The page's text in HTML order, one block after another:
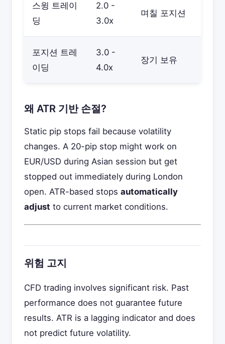
스윙 트레이
딩
2.0 -
3.0x
며칠 포지션
포지션 트레
이딩
3.0 -
4.0x
장기 보유
왜 ATR 기반 손절?
Static pip stops fail because volatility
changes. A 20-pip stop might work on
EUR/USD during Asian session but get
stopped out immediately during London
open. ATR-based stops automatically
adjust to current market conditions.
위험 고지
CFD trading involves significant risk. Past
performance does not guarantee future
results. ATR is a lagging indicator and does
not predict future volatility.